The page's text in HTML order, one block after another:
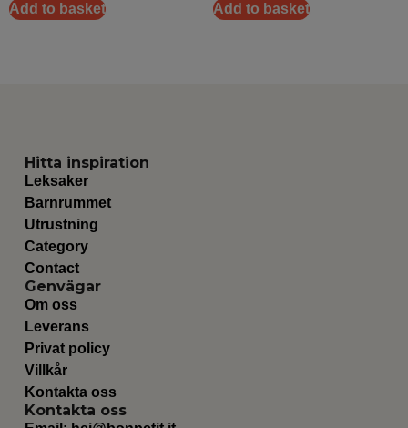
Add to basket Add to basket
Hitta inspiration
Leksaker
Barnrummet
Utrustning
Category
Contact
Genvägar
Om oss
Leverans
Privat policy
Villkår
Kontakta oss
Kontakta oss